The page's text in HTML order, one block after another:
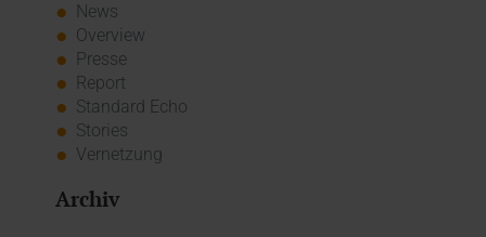
News
Overview
Presse
Report
Standard Echo
Stories
Vernetzung
Archiv